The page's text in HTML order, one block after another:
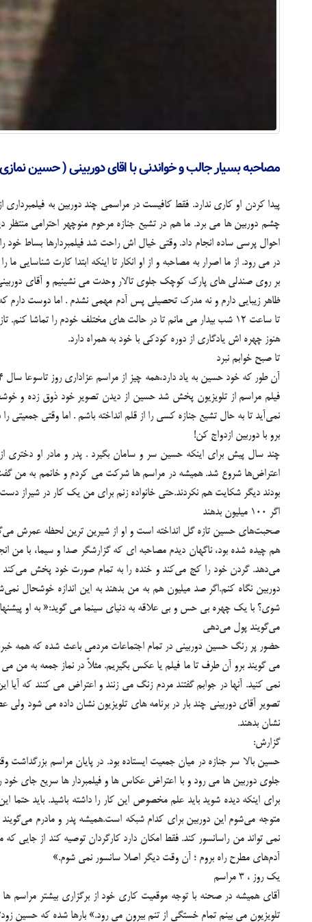
مصاحبه بسیار جالب و خواندنی با اقای دوربینی ( حسین
پیدا کردن او کاری ندارد. فقط کافیست در مراسمی چند دوربین به
چشم دوربین ها می برد. ما هم در تشیع جنازه مرحوم منوچهر احترامی منتظر
احوال پرسی ساده انجام داد. وقتی خیال اش راحت شد فیلمبردارها بساط
در می رود. از ما اصرار به مصاحبه و از او انکار تا اینکه ابتدا کارت
بر روی صندلی های پارک کوچک جلوی تالار وحدت می نشینیم و آقای
ظاهر زیبایی دارم و نه مدرک تحصیلی پس آدم مهمی نشدم . اما دوست دارم
هنوز چهره اش یادگاری از دوره کودکی با خود به همراه دارد.
تا صبح خوابم نبرد
فیلم مراسم از تلویزیون پخش شد حسین از دیدن تصویر خود ذوق زده و
نمی‌آید تا به حال تشیع جنازه کسی را از قلم انداخته باشم . اما وقتی
برو با دوربین ازدواج کن!
چند سال پیش برای اینکه حسین سر و سامان بگیرد . پدر و مادر او دختری
اعتراض‌ها شروع شد. همیشه در مراسم ها شرکت می کردم و خانمم به من گفت
بودند دیگر شکایت هم نکردند.حتی خانواده زنم برای من یک کار در شیراز دست
اگر 100 میلیون بدهند
می‌دهد. گردن خود را کج می‌کند و خنده را به تمام صورت خود پخش می‌کند
دوربین نگاه کنم.اگر صد میلیون هم به من بدهند به این اندازه خوشحال
شوی؟ با یک چهره بی حس و بی علاقه به دنیای سینما می گوید:« به او
می‌گویند پول می‌دهی
حضور پر رنگ حسین دوربینی در تمام اجتماعات مردمی باعث شده که همه
می گویند برو آن طرف تا ما فیلم یا عکس بگیریم. مثلاً در نماز جمعه به من
نمی کنید. آنها در جوابم گفتند مردم زنگ می زنند و اعتراض می کنند که
تصویر آقای دوربینی چند بار در برنامه های تلویزیون نشان داده می شود
نشان بدهند.
گزارش:
حسین بالا سر جنازه در میان جمعیت ایستاده بود. در پایان مراسم
جلوی دوربین ها می رود و با اعتراض عکاس ها و فیلمبردار ها سریع جای
برای اینکه دیده شوید باید علم مخصوص این کار را داشته باشید. باید حتما
متوجه می‌شوم این دوربین برای کدام شبکه است.همیشه پدر و مادرم
نمی تواند من راسانسور کند. فقط امکان دارد کارگردان توصیه کند از
آدم‌های مطرح راه بروم ؛ آن وقت دیگر اصلا سانسور نمی شوم.»
یک روز ، 3 مراسم
آقای همیشه در صحنه با توجه موقعیت کاری خود از برگزاری بیشتر مراسم
تلویزیون می بینم تمام خستگی از تنم بیرون می رود.» بارها شده که حسین